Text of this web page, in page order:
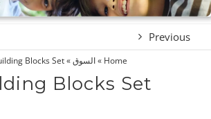
Previous
Home
»السوق»
Blocks Set
Blocks Set